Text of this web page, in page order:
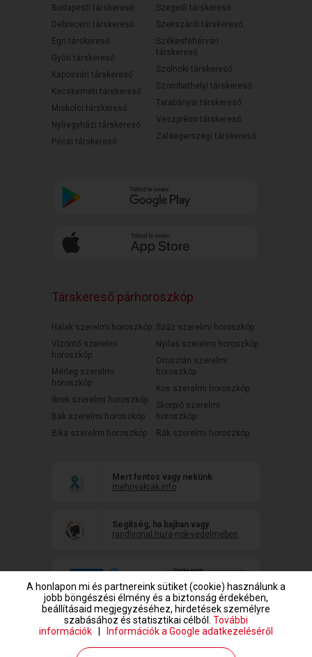
Budapesti társkereső
Debreceni társkereső
Egri társkereső
Győri társkereső
Kaposvári társkereső
Kecskeméti társkereső
Miskolci társkereső
Nyíregyházi társkereső
Pécsi társkereső
Szegedi társkereső
Szekszárdi társkereső
Székesfehérvári
társkereső
Szolnoki társkereső
Szombathelyi társkereső
Tatabányai társkereső
Veszprémi társkereső
Zalaegerszegi társkereső
Társkereső párhoroszkóp
Halak szerelmi horoszkóp
Vízöntő szerelmi
horoszkóp
Mérleg szerelmi
horoszkóp
Ikrek szerelmi horoszkóp
Bak szerelmi horoszkóp
Bika szerelmi horoszkóp
Szűz szerelmi horoszkóp
Nyilas szerelmi horoszkóp
Oroszlán szerelmi
horoszkóp
Kos szerelmi horoszkóp
Skorpió szerelmi
horoszkóp
Rák szerelmi horoszkóp
Mert fontos vagy nekünk
mehnyakrak.info
Segítség, ha bajban vagy
randivonal.hu/a-nok-vedelmeben
A honlapon mi és partnereink sütiket (cookie) használunk a
jobb böngészési élmény és a biztonság érdekében,
beállításaid megjegyzéséhez, hirdetések személyre
szabásához és statisztikai célból. További
információk
Információk a Google adatkezeléséről